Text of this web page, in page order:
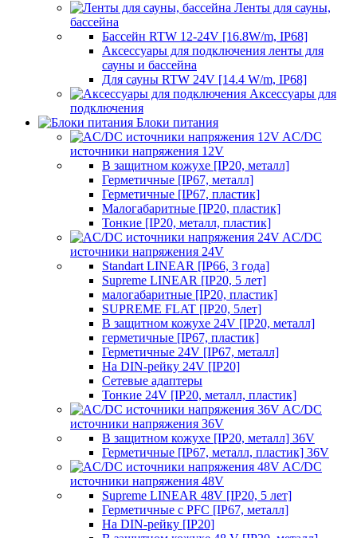
Ленты для сауны,
бассейна
Бассейн RTW 12-24V [16.8W/m, IP68]
Аксессуары для подключения ленты для
сауны и бассейна
Для сауны RTW 24V [14.4 W/m, IP68]
Аксессуары для
подключения
Блоки питания
AC/DC
источники напряжения 12V
В защитном кожухе [IP20, металл]
Герметичные [IP67, металл]
Герметичные [IP67, пластик]
Малогабаритные [IP20, пластик]
Тонкие [IP20, металл, пластик]
AC/DC
источники напряжения 24V
Standart LINEAR [IP66, 3 года]
Supreme LINEAR [IP20, 5 лет]
малогабаритные [IP20, пластик]
SUPREME FLAT [IP20, 5лет]
В защитном кожухе 24V [IP20, металл]
герметичные [IP67, пластик]
Герметичные 24V [IP67, металл]
На DIN-рейку 24V [IP20]
Сетевые адаптеры
Тонкие 24V [IP20, металл, пластик]
AC/DC
источники напряжения 36V
В защитном кожухе [IP20, металл] 36V
Герметичные [IP67, металл, пластик] 36V
AC/DC
источники напряжения 48V
Supreme LINEAR 48V [IP20, 5 лет]
Герметичные с PFC [IP67, металл]
На DIN-рейку [IP20]